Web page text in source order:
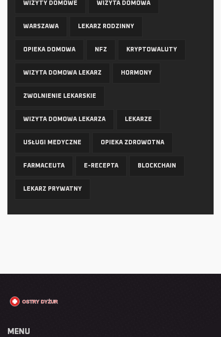
WIZYTY DOMOWE WIZYTA DOMOWA
WARSZAWA LEKARZ RODZINNY
OPIEKA DOMOWA NFZ KRYPTOWALUTY
WIZYTA DOMOWA LEKARZ HORMONY
ZWOLNIENIE LEKARSKIE
WIZYTA DOMOWA LEKARZA LEKARZE
USŁUGI MEDYCZNE OPIEKA ZDROWOTNA
FARMACEUTA E-RECEPTA BLOCKCHAIN
LEKARZ PRYWATNY
MENU